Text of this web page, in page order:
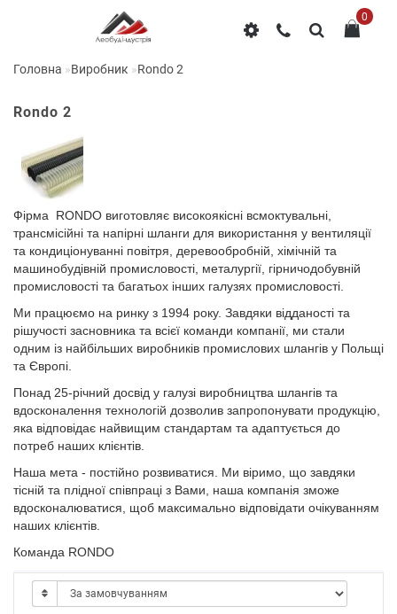
0
Головна Виробник Rondo 2
Rondo 2
Фірма RONDO виготовляє високоякісні всмоктувальні,
трансмісійні та напірні шланги для використання у вентиляції
та кондиціонуванні повітря, деревообробній, хімічній та
машинобудівній промисловості, металургії, гірничодобувній
промисловості та багатьох інших галузях промисловості.
Ми працюємо на ринку з 1994 року. Завдяки відданості та
рішучості засновника та всієї команди компанії, ми стали
одним із найбільших виробників промислових шлангів у Польщі
та Європі.
Понад 25-річний досвід у галузі виробництва шлангів та
вдосконалення технологій дозволив запропонувати продукцію,
яка відповідає найвищим стандартам та адаптується до
потреб наших клієнтів.
Наша мета - постійно розвиватися. Ми віримо, що завдяки
тісній та плідної співпраці з Вами, наша компанія зможе
вдосконалюватися, щоб максимально відповідати очікуванням
наших клієнтів.
Команда RONDO